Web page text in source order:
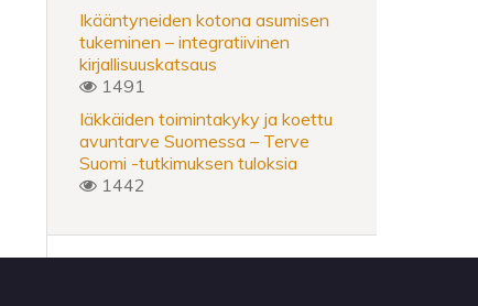
Ikääntyneiden kotona asumisen
tukeminen – integratiivinen
kirjallisuuskatsaus
1491
Iäkkäiden toimintakyky ja koettu
avuntarve Suomessa – Terve
Suomi -tutkimuksen tuloksia
1442